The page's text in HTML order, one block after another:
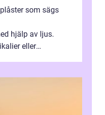
som sägs
hjälp av ljus.
eller